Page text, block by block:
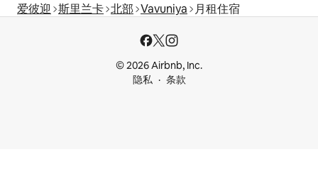
爱彼迎 斯里兰卡 北部 Vavuniya 月租住宿
© 2026 Airbnb, Inc.
隐私
条款